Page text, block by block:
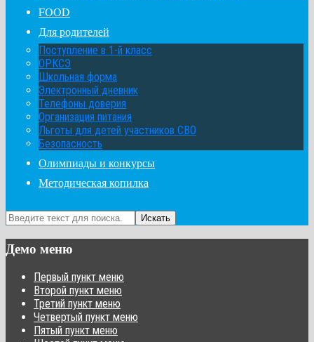
FOOD
Для родителей
Поступление в 1-й класс
ОРКСЭ
Школьная форма
Электронный дневник
Телефоны доверия
Организация питания
Льготы для детей участников СВО
Безопасность
Олимпиады и конкурсы
Методическая копилка
Искать
Демо меню
Первый пункт меню
Второй пункт меню
Третий пункт меню
Четвертый пункт меню
Пятый пункт меню